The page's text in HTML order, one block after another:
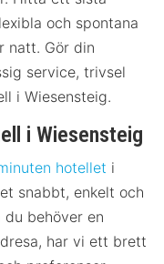
och spontana
natt. Gör din
service, trivsel
i Wiesensteig.
i Wiesensteig
hotellet i
snabbt, enkelt och
behöver en
har vi ett brett